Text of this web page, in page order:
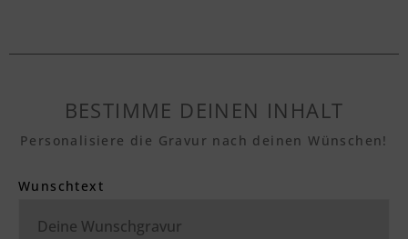
BESTIMME DEINEN INHALT
Personalisiere die Gravur nach deinen Wünschen!
Wunschtext